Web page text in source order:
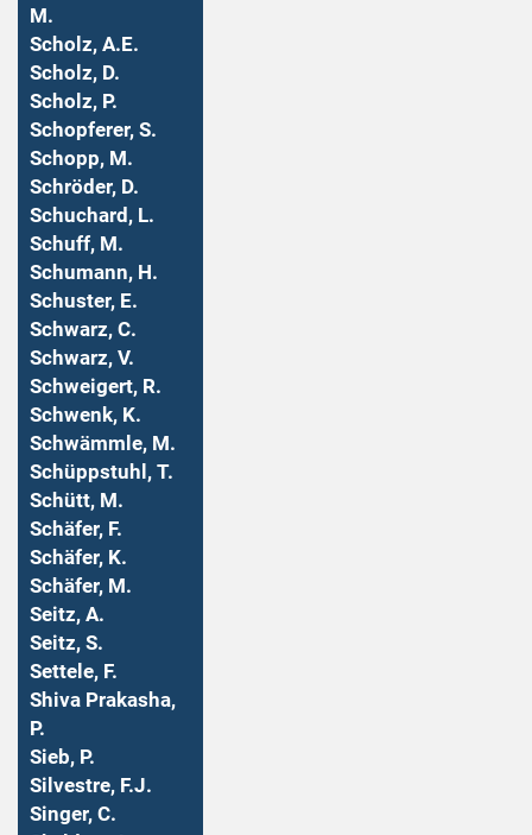
M.
Scholz, A.E.
Scholz, D.
Scholz, P.
Schopferer, S.
Schopp, M.
Schröder, D.
Schuchard, L.
Schuff, M.
Schumann, H.
Schuster, E.
Schwarz, C.
Schwarz, V.
Schweigert, R.
Schwenk, K.
Schwämmle, M.
Schüppstuhl, T.
Schütt, M.
Schäfer, F.
Schäfer, K.
Schäfer, M.
Seitz, A.
Seitz, S.
Settele, F.
Shiva Prakasha,
P.
Sieb, P.
Silvestre, F.J.
Singer, C.